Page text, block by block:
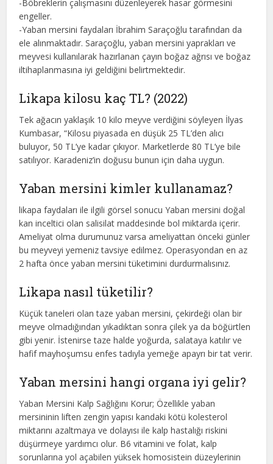
-Böbreklerin çalışmasını düzenleyerek hasar görmesini
engeller.
-Yaban mersini faydaları İbrahim Saraçoğlu tarafından da
ele alınmaktadır. Saraçoğlu, yaban mersini yaprakları ve
meyvesi kullanılarak hazırlanan çayın boğaz ağrısı ve boğaz
iltihaplanmasına iyi geldiğini belirtmektedir.
Likapa kilosu kaç TL? (2022)
Tek ağacın yaklaşık 10 kilo meyve verdiğini söyleyen İlyas
Kumbasar, “Kilosu piyasada en düşük 25 TL’den alıcı
buluyor, 50 TL’ye kadar çıkıyor. Marketlerde 80 TL’ye bile
satılıyor. Karadeniz’in doğusu bunun için daha uygun.
Yaban mersini kimler kullanamaz?
likapa faydaları ile ilgili görsel sonucu Yaban mersini doğal
kan inceltici olan salisilat maddesinde bol miktarda içerir.
Ameliyat olma durumunuz varsa ameliyattan önceki günler
bu meyveyi yemeniz tavsiye edilmez. Operasyondan en az
2 hafta önce yaban mersini tüketimini durdurmalısınız.
Likapa nasıl tüketilir?
Küçük taneleri olan taze yaban mersini, çekirdeği olan bir
meyve olmadığından yıkadıktan sonra çilek ya da böğürtlen
gibi yenir. İstenirse taze halde yoğurda, salataya katılır ve
hafif mayhoşumsu enfes tadıyla yemeğe apayrı bir tat verir.
Yaban mersini hangi organa iyi gelir?
Yaban Mersini Kalp Sağlığını Korur; Özellikle yaban
mersininin liften zengin yapısı kandaki kötü kolesterol
miktarını azaltmaya ve dolayısı ile kalp hastalığı riskini
düşürmeye yardımcı olur. B6 vitamini ve folat, kalp
sorunlarına yol açabilen yüksek homosistein düzeylerinin